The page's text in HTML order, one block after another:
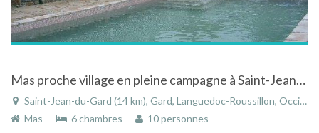
Mas proche village en pleine campagne à Saint-Jean-du-Gard avec piscine dans le Gard
Saint-Jean-du-Gard (14 km), Gard, Languedoc-Roussillon, Occitanie, France
Mas
6 chambres 10 personnes